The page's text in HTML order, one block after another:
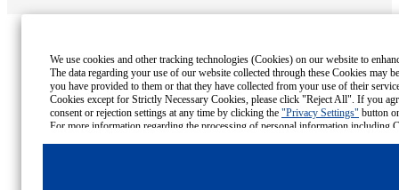
We use cookies and other tracking technologies (Cookies) on our website to
The data regarding your use of our website collected through these Cookies may
you have provided to them or that they have collected from your use of their
Cookies except for Strictly Necessary Cookies, please click "Reject All". If you
consent or rejection settings at any time by clicking the "Privacy Settings" button